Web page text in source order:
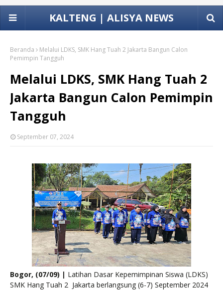
KALTENG | ALISYA NEWS
Beranda
Melalui LDKS, SMK Hang Tuah 2 Jakarta Bangun Calon
Pemimpin Tangguh
Melalui LDKS, SMK Hang Tuah 2
Jakarta Bangun Calon Pemimpin
Tangguh
September 07, 2024
Bogor, (07/09) | Latihan Dasar Kepemimpinan Siswa (LDKS)
SMK Hang Tuah 2 Jakarta berlangsung (6-7) September 2024